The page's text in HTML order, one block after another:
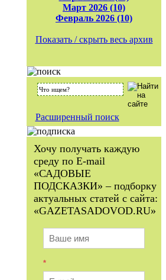
Март 2026 (10)
Февраль 2026 (10)
Показать / скрыть весь архив
Расширенный поиск
Хочу получать каждую
среду по E-mail
«САДОВЫЕ
ПОДСКАЗКИ» – подборку
актуальных статей с сайта:
«GAZETASADOVOD.RU»
*